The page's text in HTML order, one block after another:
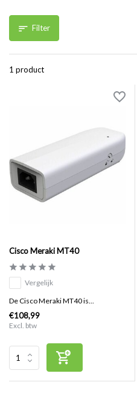
Filter
1 product
Cisco Meraki MT40
Vergelijk
De Cisco Meraki MT40 is...
€108,99
Excl. btw